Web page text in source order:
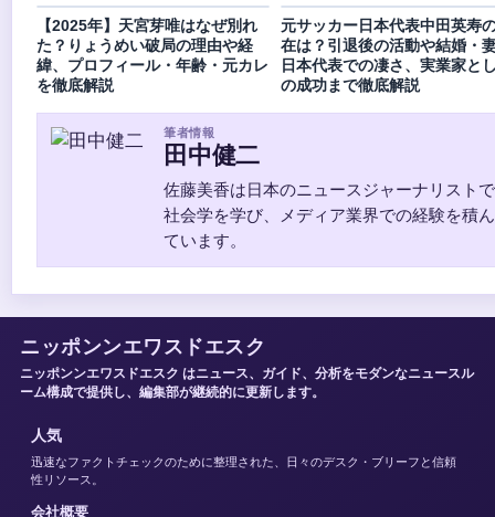
【2025年】天宮芽唯はなぜ別れ
た？りょうめい破局の理由や経
緯、プロフィール・年齢・元カレ
を徹底解説
元サッカー日本代表中田英寿
在は？引退後の活動や結婚・
日本代表での凄さ、実業家と
の成功まで徹底解説
筆者情報
田中健二
佐藤美香は日本のニュースジャーナリスト
社会学を学び、メディア業界での経験を積
ています。
ニッポンンエワスドエスク
ニッポンンエワスドエスク はニュース、ガイド、分析をモダンなニュースル
ーム構成で提供し、編集部が継続的に更新します。
人気
迅速なファクトチェックのために整理された、日々のデスク・ブリーフと信頼
性リソース。
会社概要